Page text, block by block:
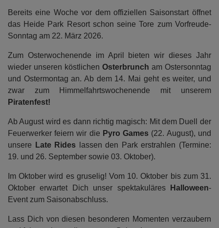
Bereits eine Woche vor dem offiziellen Saisonstart öffnet
das Heide Park Resort schon seine Tore zum Vorfreude-
Sonntag am 22. März 2026.
Zum Osterwochenende im April bieten wir dieses Jahr
wieder unseren köstlichen Osterbrunch am Ostersonntag
und Ostermontag an. Ab dem 14. Mai geht es weiter, und
zwar zum Himmelfahrtswochenende mit unserem
Piratenfest!
Ab August wird es dann richtig magisch: Mit dem Duell der
Feuerwerker feiern wir die Pyro Games (22. August), und
unsere
Late Rides lassen den Park erstrahlen (Termine:
19. und 26. September sowie 03. Oktober).
Im Oktober wird es gruselig! Vom 10. Oktober bis zum 31.
Oktober erwartet Dich unser spektakuläres
Halloween-
Event zum Saisonabschluss.
Lass Dich von diesen besonderen Momenten verzaubern